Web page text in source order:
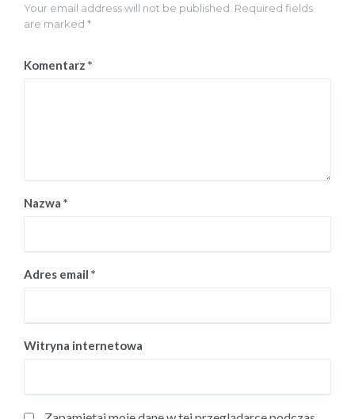
Your email address will not be published. Required fields
are marked *
Komentarz *
Nazwa *
Adres email *
Witryna internetowa